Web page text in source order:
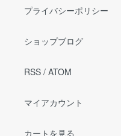
プライバシーポリシー
ショップブログ
RSS / ATOM
マイアカウント
カートを見る